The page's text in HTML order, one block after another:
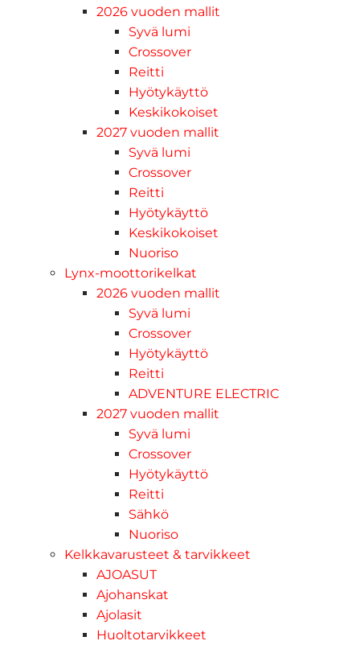
2026 vuoden mallit
Syvä lumi
Crossover
Reitti
Hyötykäyttö
Keskikokoiset
2027 vuoden mallit
Syvä lumi
Crossover
Reitti
Hyötykäyttö
Keskikokoiset
Nuoriso
Lynx-moottorikelkat
2026 vuoden mallit
Syvä lumi
Crossover
Hyötykäyttö
Reitti
ADVENTURE ELECTRIC
2027 vuoden mallit
Syvä lumi
Crossover
Hyötykäyttö
Reitti
Sähkö
Nuoriso
Kelkkavarusteet & tarvikkeet
AJOASUT
Ajohanskat
Ajolasit
Huoltotarvikkeet